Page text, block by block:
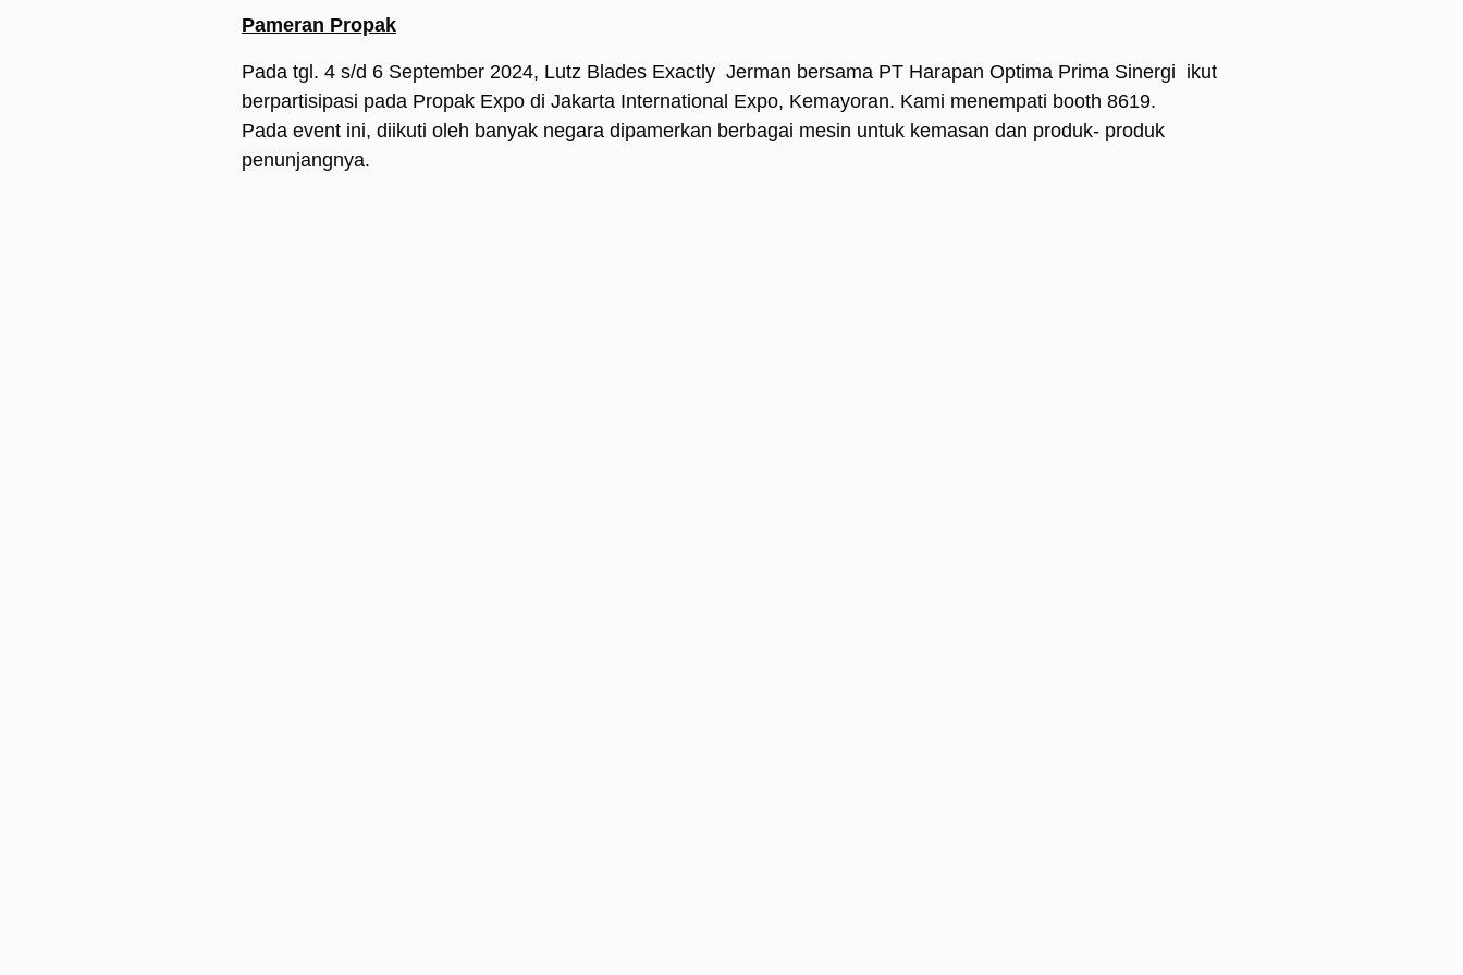
Pameran Propak
Pada tgl. 4 s/d 6 September 2024, Lutz Blades Exactly Jerman bersama PT Harapan Optima Prima Sinergi ikut
berpartisipasi pada Propak Expo di Jakarta International Expo, Kemayoran. Kami menempati booth 8619.
Pada event ini, diikuti oleh banyak negara dipamerkan berbagai mesin untuk kemasan dan produk- produk
penunjangnya.